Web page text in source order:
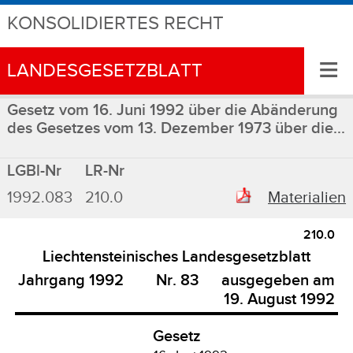
KONSOLIDIERTES RECHT
LANDESGESETZBLATT ≡
Gesetz vom 16. Juni 1992 über die Abänderung
des Gesetzes vom 13. Dezember 1973 über die...
LGBl-Nr
LR-Nr
1992.083
210.0 Materialien